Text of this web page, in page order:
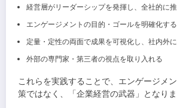
経営層がリーダーシップを発揮し、全社的に
エンゲージメントの目的・ゴールを明確化する
定量・定性の両面で成果を可視化し、社内外
外部の専門家・第三者の視点を取り入れる
これらを実践することで、エンゲージメ
策ではなく、「企業経営の武器」となりま